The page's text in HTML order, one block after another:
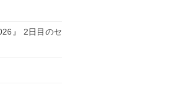
』 2日目のセ